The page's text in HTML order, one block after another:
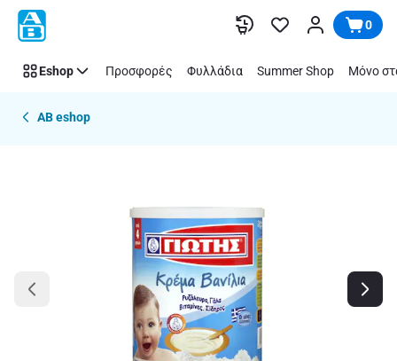
Παράλειψη 0
Eshop Προσφορές Φυλλάδια Summer Shop Μόνο
AB eshop